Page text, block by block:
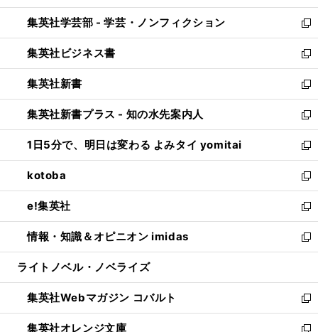
開
く
ウ
で
開
く
ン
ド
ウ
で
開
く
ウ
ィ
ン
ド
ウ
で
開
く
集英社学芸部 - 学芸・ノンフィクション
新
し
い
ウ
ィ
ン
ド
ウ
で
開
く
集英社ビジネス書
新
し
い
ウ
ィ
ン
ド
ウ
で
開
く
集英社新書
新
し
い
ウ
ィ
ン
ド
ウ
で
開
く
集英社新書プラス - 知の水先案内人
新
し
い
ウ
ィ
ン
ド
ウ
で
開
1日5分で、明日は変わる よみタイ yomitai
新
し
い
ウ
ィ
ン
ド
ウ
開
く
kotoba
新
し
い
ウ
ィ
ン
ウ
で
開
く
e!集英社
新
し
い
ウ
ン
ド
ウ
で
情報・知識＆オピニオン imidas
新
し
ウ
ィ
ン
ド
ライトノベル・ノベライズ
集英社Webマガジン コバルト
新
し
集英社オレンジ文庫